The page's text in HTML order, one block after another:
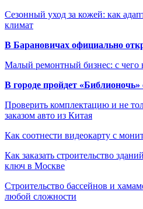
Сезонный уход за кожей: как
климат
В Барановичах официально
Малый ремонтный бизнес: с чего
В городе пройдет
Проверить комплектацию и не
заказом авто из Китая
Как соотнести видеокарту с
Как заказать строительство
ключ в Москве
Строительство бассейнов и
любой сложности